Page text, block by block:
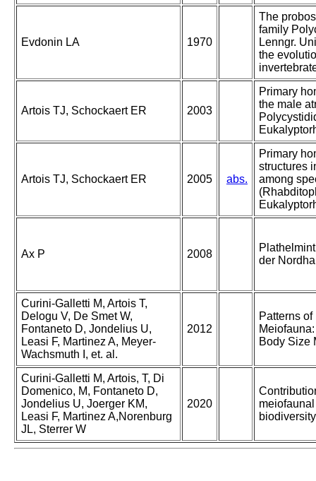
Evdonin LA 1970
The
family
Lenngr.
the
Artois TJ, Schockaert ER 2003
Primary
the male
Artois TJ, Schockaert ER 2005 abs.
Primary
structures
among
Ax P 2008
der
Curini-Galletti M, Artois T,
Delogu V, De Smet W,
Fontaneto D, Jondelius U,
Leasi F, Martinez A, Meyer-
Wachsmuth I, et. al.
2012
Patterns
Body Size
Curini-Galletti M, Artois, T, Di
Domenico, M, Fontaneto D,
Jondelius U, Joerger KM,
Leasi F, Martinez A,Norenburg
JL, Sterrer W
2020